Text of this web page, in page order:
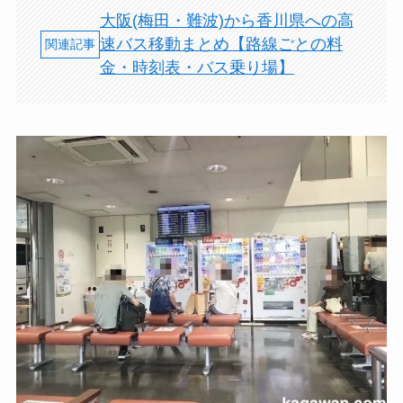
大阪(梅田・難波)から香川県への高
速バス移動まとめ【路線ごとの料
金・時刻表・バス乗り場】